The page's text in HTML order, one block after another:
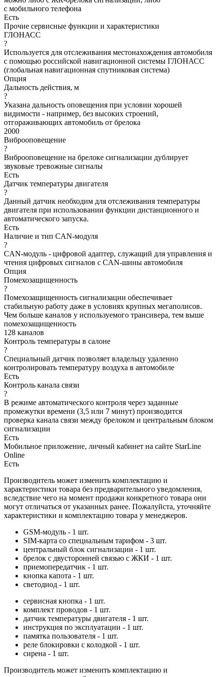
с мобильного телефона
Есть
Прочие сервисные функции и характеристики
ГЛОНАСС
?
Используется для отслеживания местонахождения автомобиля
с помощью российской навигационной системы ГЛОНАСС
(глобальная навигационная спутниковая система)
Опция
Дальность действия, м
?
Указана дальность оповещения при условии хорошей
видимости - например, без высоких строений,
отгораживающих автомобиль от брелока
2000
Виброоповещение
?
Виброоповещение на брелоке сигнализации дублирует
звуковые тревожные сигналы
Есть
Датчик температуры двигателя
?
Данный датчик необходим для отслеживания температуры
двигателя при использовании функции дистанционного и
автоматического запуска.
Есть
Наличие и тип CAN-модуля
?
CAN-модуль - цифровой адаптер, служащий для управления и
чтения цифровых сигналов с CAN-шины автомобиля
Опция
Помехозащищенность
?
Помехозащищенность сигнализации обеспечивает
стабильную работу даже в условиях крупных мегаполисов.
Чем больше каналов у используемого трансивера, тем выше
помехозащищенность
128 каналов
Контроль температуры в салоне
?
Специальный датчик позволяет владельцу удаленно
контролировать температуру воздуха в автомобиле
Есть
Контроль канала связи
?
В режиме автоматического контроля через заданные
промежутки времени (3,5 или 7 минут) производится
проверка канала связи между брелоком и центральным блоком
сигнализации
Есть
Мобильное приложение, личный кабинет на сайте StarLine
Online
Есть
Производитель может изменить комплектацию и
характеристики товара без предварительного уведомления,
вследствие чего на момент продажи конкретного товара они
могут отличаться от указанных ранее. Пожалуйста, уточняйте
характеристики и комплектацию товара у менеджеров.
GSM-модуль - 1 шт.
SIM-карта со специальным тарифом - 3 шт.
центральный блок сигнализации - 1 шт.
брелок с двусторонней связью с ЖКИ - 1 шт.
приемопередатчик - 1 шт.
кнопка капота - 1 шт.
светодиод - 1 шт.
сервисная кнопка - 1 шт.
комплект проводов - 1 шт.
датчик температуры двигателя - 1 шт.
инструкция по эксплуатации - 1 шт.
памятка пользователя - 1 шт.
реле блокировки с колодкой - 1 шт.
сирена - 1 шт.
Производитель может изменить комплектацию и